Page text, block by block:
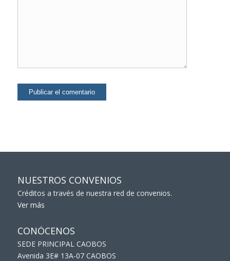
NUESTROS CONVENIOS
Créditos a través de nuestra red de convenios.
Ver más
CONÓCENOS
SEDE PRINCIPAL CAOBOS
Avenida 3E# 13A-07 CAOBOS